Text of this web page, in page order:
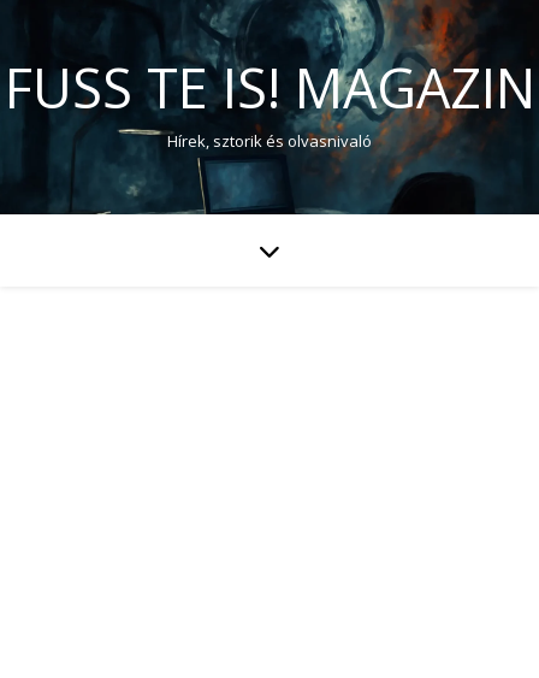
FUSS TE IS! MAGAZIN
Hírek, sztorik és olvasnivaló